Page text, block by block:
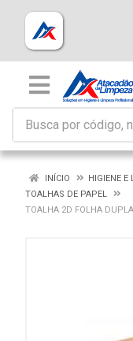
INÍCIO
HIGIENE E
TOALHAS DE PAPEL
TOALHA 2D FOLHA